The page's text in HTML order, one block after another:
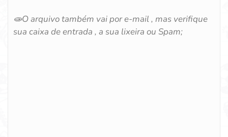
🧫O arquivo também vai por e-mail , mas verifique
sua caixa de entrada , a sua lixeira ou Spam;